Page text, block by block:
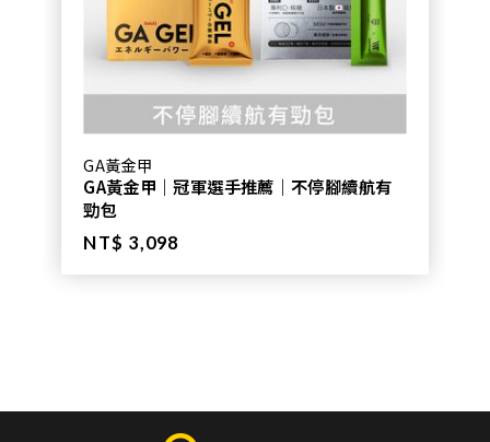
GA黃金甲
GA黃金甲｜冠軍選手推薦｜不停腳續航有
勁包
NT$ 3,098